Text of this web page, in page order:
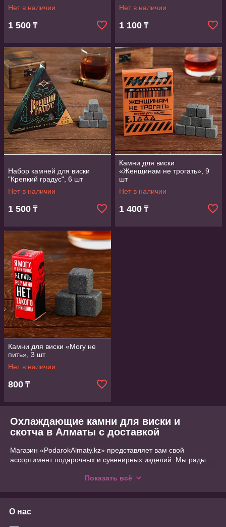
Нет в наличии
1 500 ₸
Нет в наличии
1 100 ₸
Набор камней для виски
"Крепкий градус", 6 шт
Нет в наличии
1 500 ₸
Камни для виски
«Женщинам не трогать», 9
шт
Нет в наличии
1 400 ₸
Камни для виски «Могу не
пить», 3 шт
Нет в наличии
800 ₸
Охлаждающие камни для виски и
скотча в Алматы с доставкой
Магазин «PodarokAlmaty.kz» представляет вам свой
ассортимент подарочных и сувенирных изделий. Мы рады
на различную тематику. У нас вы сможете приобрести не
могут быть приятным аксессуаром для ценителя и эстета, а
Показать всё
О нас